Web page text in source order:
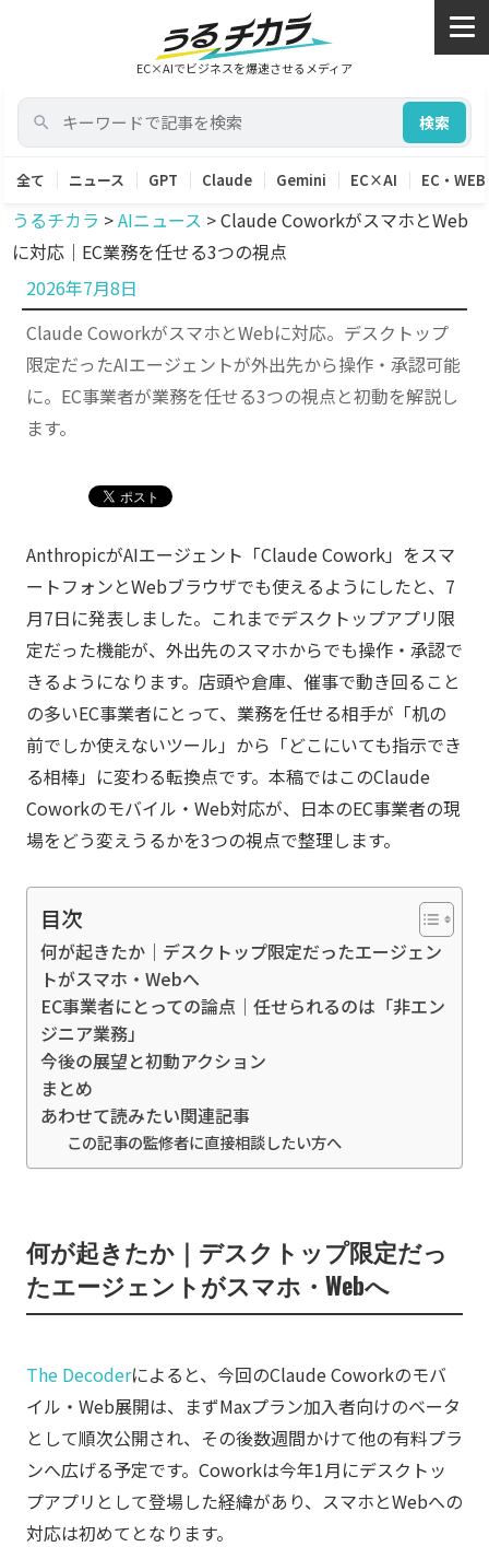
EC×AIでビジネスを爆速させるメディア
検索
全て ニュース GPT Claude Gemini EC×AI EC・WEB
うるチカラ >AIニュース >Claude CoworkがスマホとWeb
に対応｜EC業務を任せる3つの視点
Claude CoworkがスマホとWebに対応。デスクトップ
限定だったAIエージェントが外出先から操作・承認可能
に。EC事業者が業務を任せる3つの視点と初動を解説し
ます。
投
稿
2026年7月8日
AnthropicがAIエージェント「Claude Cowork」をスマ
ートフォンとWebブラウザでも使えるようにしたと、7
月7日に発表しました。これまでデスクトップアプリ限
定だった機能が、外出先のスマホからでも操作・承認で
きるようになります。店頭や倉庫、催事で動き回ること
の多いEC事業者にとって、業務を任せる相手が「机の
前でしか使えないツール」から「どこにいても指示でき
る相棒」に変わる転換点です。本稿ではこのClaude
Coworkのモバイル・Web対応が、日本のEC事業者の現
場をどう変えうるかを3つの視点で整理します。
目次
何が起きたか｜デスクトップ限定だったエージェン
トがスマホ・Webへ
EC事業者にとっての論点｜任せられるのは「非エン
ジニア業務」
今後の展望と初動アクション
まとめ
あわせて読みたい関連記事
この記事の監修者に直接相談したい方へ
何が起きたか｜デスクトップ限定だっ
たエージェントがスマホ・Webへ
The Decoderによると、今回のClaude Coworkのモバ
イル・Web展開は、まずMaxプラン加入者向けのベータ
として順次公開され、その後数週間かけて他の有料プラ
ンへ広げる予定です。Coworkは今年1月にデスクトッ
プアプリとして登場した経緯があり、スマホとWebへの
対応は初めてとなります。